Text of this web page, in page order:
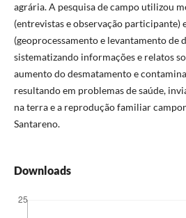
agrária. A pesquisa de campo utilizou
(entrevistas e observação participante)
(geoprocessamento e levantamento de
sistematizando informações e relatos
aumento do desmatamento e
resultando em problemas de saúde,
na terra e a reprodução familiar
Santareno.
Downloads